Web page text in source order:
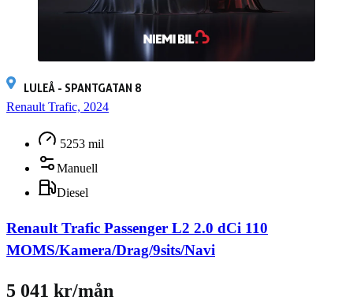
LULEÅ - SPANTGATAN 8
Renault Trafic, 2024
5253 mil
Manuell
Diesel
Renault Trafic Passenger L2 2.0 dCi 110
MOMS/Kamera/Drag/9sits/Navi
5 041 kr/mån